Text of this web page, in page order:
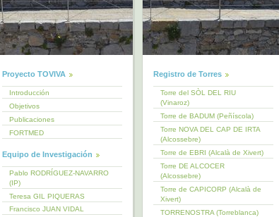
Proyecto TOVIVA
Introducción
Objetivos
Publicaciones
FORTMED
Equipo de Investigación
Pablo RODRÍGUEZ-NAVARRO
(IP)
Teresa GIL PIQUERAS
Francisco JUAN VIDAL
Registro de Torres
Torre del SÒL DEL RIU
(Vinaroz)
Torre de BADUM (Peñíscola)
Torre NOVA DEL CAP DE IRTA
(Alcossebre)
Torre de EBRI (Alcalà de Xivert)
Torre DE ALCOCER
(Alcossebre)
Torre de CAPICORP (Alcalà de
Xivert)
TORRENOSTRA (Torreblanca)